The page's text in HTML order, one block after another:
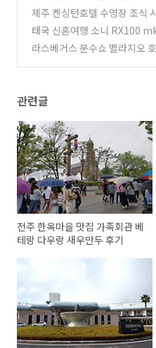
어 관람기
(1)
제주 켄싱턴호텔 수영장 조식
사진 다수
(5)
태국 신혼여행 소니 RX100
편 (9)
라스베거스 분수쇼 벨라지오
관련글
전주 한옥마을 맛집 가족회관 베
테랑 다우랑 새우만두 후기